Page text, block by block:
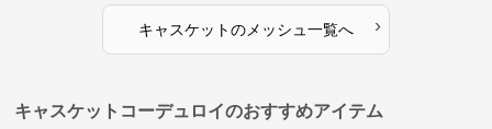
キャスケットのメッシュ 一覧へ ›
キャスケットコーデュロイのおすすめアイテム